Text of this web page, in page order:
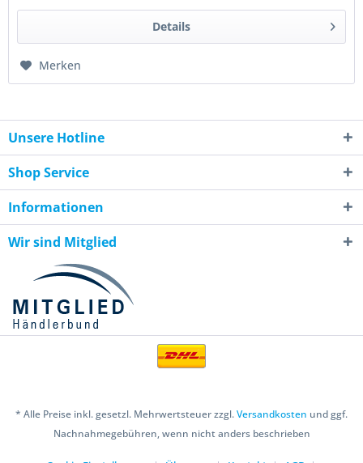
Details
Merken
Unsere Hotline
Shop Service
Informationen
Wir sind Mitglied
* Alle Preise inkl. gesetzl. Mehrwertsteuer zzgl.Versandkosten und ggf.
Nachnahmegebühren, wenn nicht anders beschrieben